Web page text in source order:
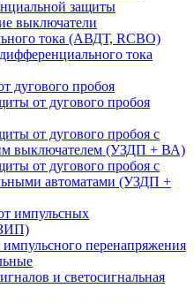
защиты
выключатели
тока (АВДТ, RCBO)
тока
дугового пробоя
от дугового пробоя
от дугового пробоя с
выключателем (УЗДП + ВА)
от дугового пробоя с
автоматами (УЗДП +
импульсных
перенапряжения
и светосигнальная